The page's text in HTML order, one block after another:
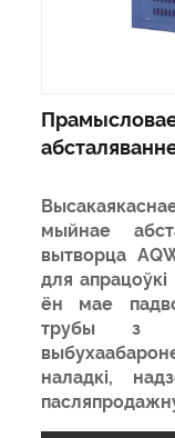
мыйнае
вытворца
для
ён мае
трубы з
наладкі,